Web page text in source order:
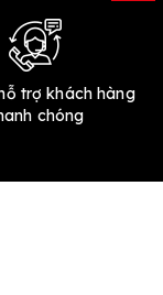
trợ khách hàng
chóng